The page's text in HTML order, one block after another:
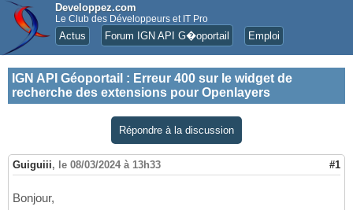
Developpez.com
Le Club des Développeurs et IT Pro
Actus Forum IGN API G�oportail Emploi
IGN API Géoportail : Erreur 400 sur le widget de
recherche des extensions pour Openlayers
Répondre à la discussion
Guiguiii, le 08/03/2024 à 13h33 #1
Bonjour,